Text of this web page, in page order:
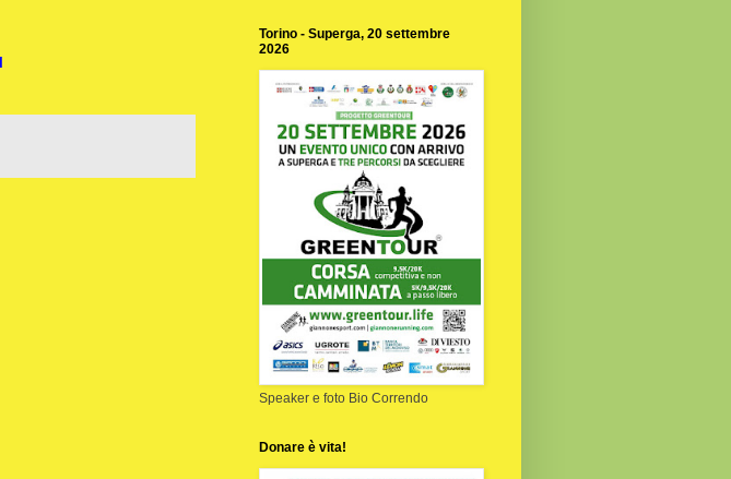
Torino - Superga, 20 settembre
2026
Speaker e foto Bio Correndo
Donare è vita!